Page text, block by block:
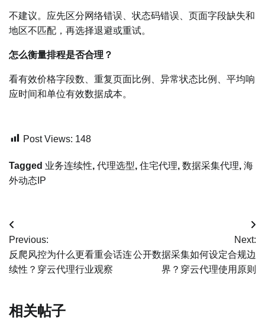
不建议。应先区分网络错误、状态码错误、页面字段缺失和
地区不匹配，再选择退避或重试。
怎么衡量排程是否合理？
看有效价格字段数、重复页面比例、异常状态比例、平均响
应时间和单位有效数据成本。
Post Views: 148
Tagged 业务连续性, 代理选型, 住宅代理, 数据采集代理, 海
外动态IP
文
章
导
Previous:
反爬风控为什么更看重会话连
续性？穿云代理行业观察
Next:
公开数据采集如何设定合规边
界？穿云代理使用原则
相关帖子